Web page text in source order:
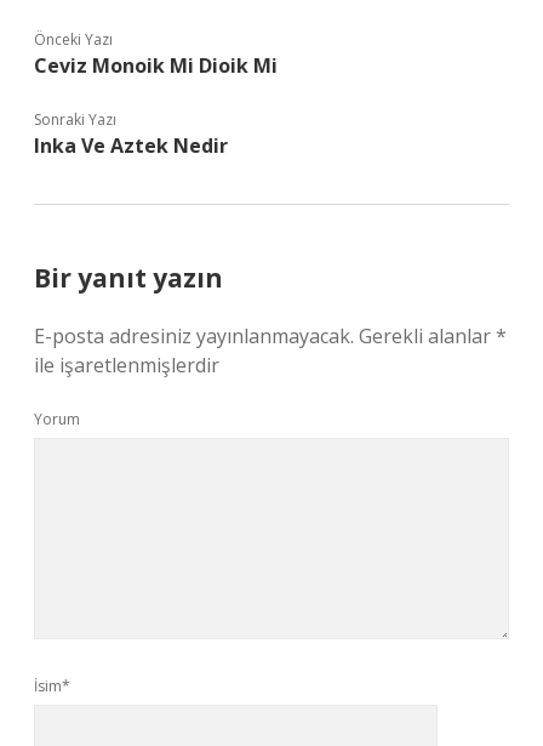
Önceki Yazı
Ceviz Monoik Mi Dioik Mi
Sonraki Yazı
Inka Ve Aztek Nedir
Bir yanıt yazın
E-posta adresiniz yayınlanmayacak. Gerekli alanlar*
ile işaretlenmişlerdir
Yorum
İsim*